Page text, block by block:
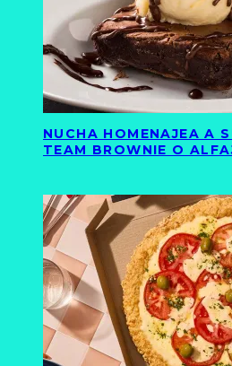
NUCHA HOMENAJEA A
TEAM BROWNIE O